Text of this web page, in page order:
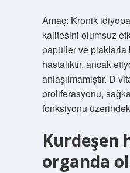
Amaç: Kronik
kalitesini olumsuz
papüller ve plaklarla
hastalıktır, ancak
anlaşılmamıştır. D
proliferasyonu,
fonksiyonu
Kurdeşen
organda